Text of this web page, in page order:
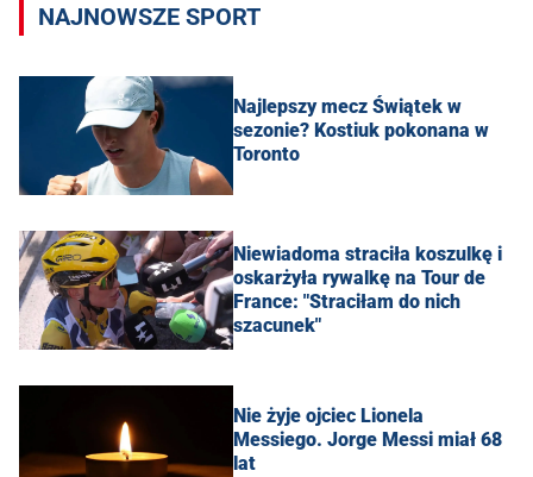
NAJNOWSZE SPORT
Najlepszy mecz Świątek w
sezonie? Kostiuk pokonana w
Toronto
Niewiadoma straciła koszulkę i
oskarżyła rywalkę na Tour de
France: "Straciłam do nich
szacunek"
Nie żyje ojciec Lionela
Messiego. Jorge Messi miał 68
lat